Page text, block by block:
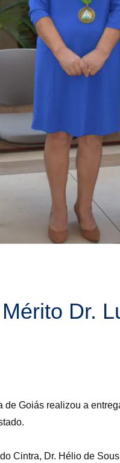
Dr.
Goiás realizou a
Cintra, Dr. Hélio de